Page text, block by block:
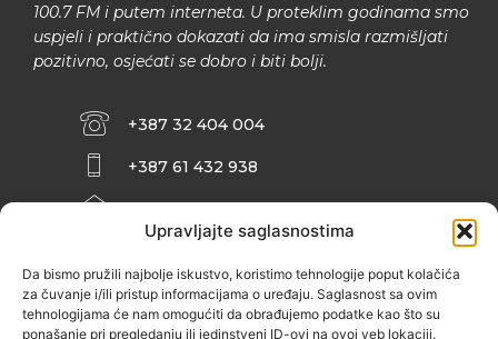
Upravljajte saglasnostima
Da bismo pružili najbolje iskustvo, koristimo tehnologije poput kolačića
za čuvanje i/ili pristup informacijama o uređaju. Saglasnost sa ovim
tehnologijama će nam omogućiti da obrađujemo podatke kao što su
ponašanje pri pregledanju ili jedinstveni ID-ovi na ovoj veb lokaciji.
100.7 FM i putem interneta. U proteklim godinama smo
uspjeli i praktično dokazati da ima smisla razmišljati
pozitivno, osjećati se dobro i biti bolji.
+387 32 404 004
+387 61 432 938
INFO@ZENIT.BA
ZENIČANKA, 3. SPRAT), 72000 ZENICA